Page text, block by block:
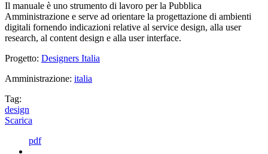
Il manuale è uno strumento di lavoro per la Pubblica
Amministrazione e serve ad orientare la progettazione di ambienti
digitali fornendo indicazioni relative al service design, alla user
research, al content design e alla user interface.
Progetto: Designers Italia
Amministrazione: italia
Tag:
design
Scarica
pdf